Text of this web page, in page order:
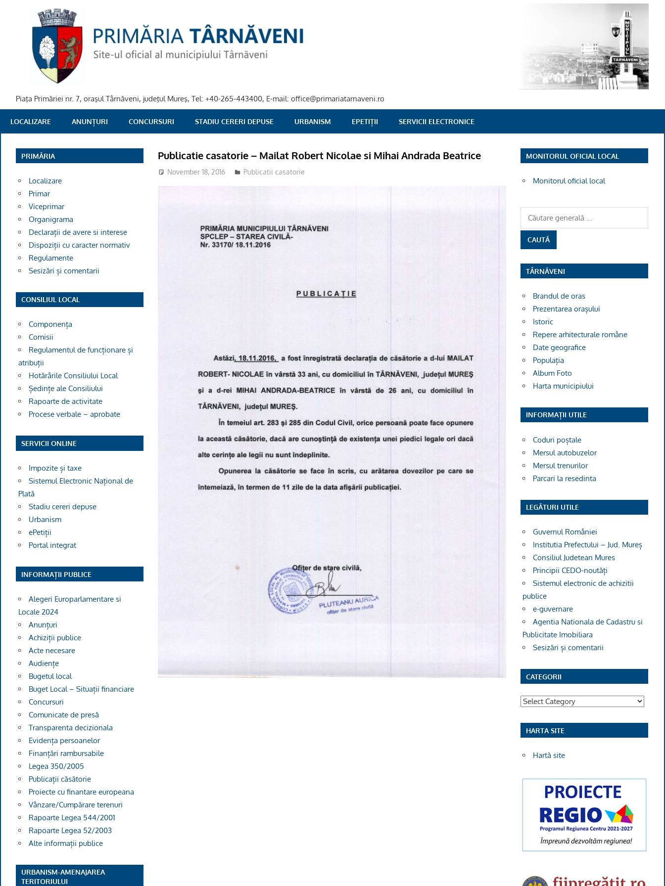
PRIMARIA
TARNAVENI
Piaţa Primăriei nr. 7, oraşul Târnăveni, judeţul Mureş, Tel: +40-265-443400, E-mail: office@primariatarnaveni.ro
LOCALIZARE ANUNȚURI CONCURSURI STADIU CERERI DEPUSE URBANISM EPETIȚII SERVICII ELECTRONICE
Publicatie casatorie – Mailat Robert Nicolae si Mihai Andrada Beatrice
November 18, 2016 Publicatii casatorie
PRIMĂRIA
Localizare
Primar
Viceprimar
Organigrama
Declarații de avere si interese
Dispoziții cu caracter normativ
Regulamente
Sesizări și comentarii
CONSILIUL LOCAL
Componența
Comisii
Regulamentul de funcționare și
atribuții
Hotărârile Consiliului Local
Ședințe ale Consiliului
Rapoarte de activitate
Procese verbale – aprobate
SERVICII ONLINE
Impozite și taxe
Sistemul Electronic Național de
Plată
Stadiu cereri depuse
Urbanism
ePetiții
Portal integrat
INFORMAȚII PUBLICE
Alegeri Europarlamentare si
Locale 2024
Anunțuri
Achiziții publice
Acte necesare
Audiențe
Bugetul local
Buget Local – Situații financiare
Concursuri
Comunicate de presă
Transparenta decizionala
Evidența persoanelor
Finanțări rambursabile
Legea 350/2005
Publicații căsătorie
Proiecte cu finantare europeana
Vânzare/Cumpărare terenuri
Rapoarte Legea 544/2001
Rapoarte Legea 52/2003
Alte informații publice
URBANISM-AMENAJAREA
TERITORIULUI
MONITORUL OFICIAL LOCAL
Monitorul oficial local
TÂRNĂVENI
Brandul de oras
Prezentarea orașului
Istoric
Repere arhitecturale române
Date geografice
Populația
Album Foto
Harta municipiului
INFORMAȚII UTILE
Coduri poștale
Mersul autobuzelor
Mersul trenurilor
Parcari la resedinta
LEGĂTURI UTILE
Guvernul României
Institutia Prefectului – Jud. Mureș
Consiliul Judetean Mures
Principii CEDO-noutăți
Sistemul electronic de achizitii
publice
e-guvernare
Agentia Nationala de Cadastru si
Publicitate Imobiliara
Sesizări și comentarii
CATEGORII
Categorii
HARTA SITE
Hartă site